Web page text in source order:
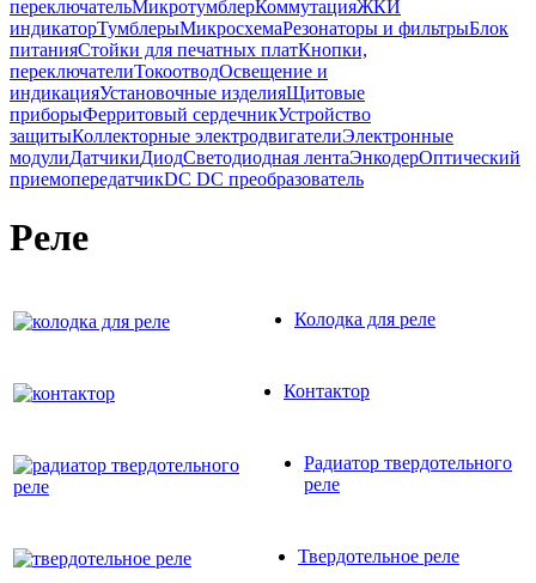
переключательМикротумблерКоммутацияЖКИ
индикаторТумблерыМикросхемаРезонаторы и фильтрыБлок
питанияСтойки для печатных платКнопки,
переключателиТокоотводОсвещение и
индикацияУстановочные изделияЩитовые
приборыФерритовый сердечникУстройство
защитыКоллекторные электродвигателиЭлектронные
модулиДатчикиДиодСветодиодная лентаЭнкодерОптический
приемопередатчикDC DC преобразователь
Реле
Колодка для реле
Контактор
Радиатор твердотельного
реле
Твердотельное реле